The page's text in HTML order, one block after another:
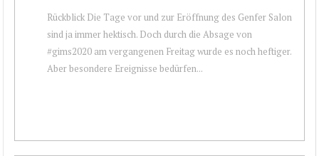
Rückblick Die Tage vor und zur Eröffnung des Genfer Salon
sind ja immer hektisch. Doch durch die Absage von
#gims2020 am vergangenen Freitag wurde es noch heftiger.
Aber besondere Ereignisse bedürfen...